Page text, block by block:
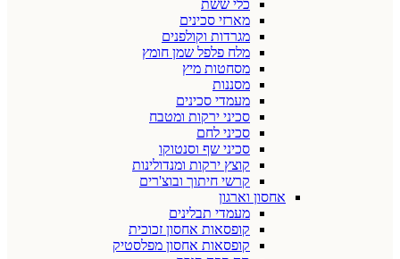
כלי ששת
מארזי סכינים
מגרדות וקולפנים
מלח פלפל שמן חומץ
מסחטות מיץ
מסננות
מעמדי סכינים
סכיני ירקות ומטבח
סכיני לחם
סכיני שף וסנטוקו
קוצץ ירקות ומנדולינות
קרשי חיתוך ובוצ'רים
אחסון וארגון
מעמדי תבלינים
קופסאות אחסון זכוכית
קופסאות אחסון מפלסטיק